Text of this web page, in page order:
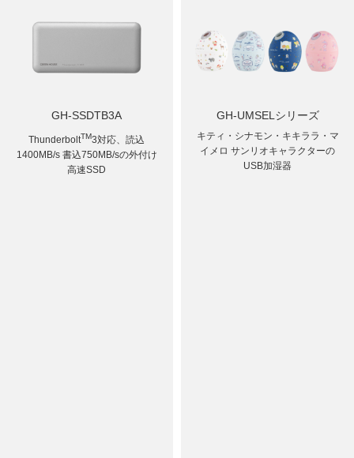
GH-SSDTB3A
ThunderboltTM3対応、読込
1400MB/s 書込750MB/sの外付け
高速SSD
GH-UMSELシリーズ
キティ・シナモン・キキララ・マ
イメロ サンリオキャラクターの
USB加湿器